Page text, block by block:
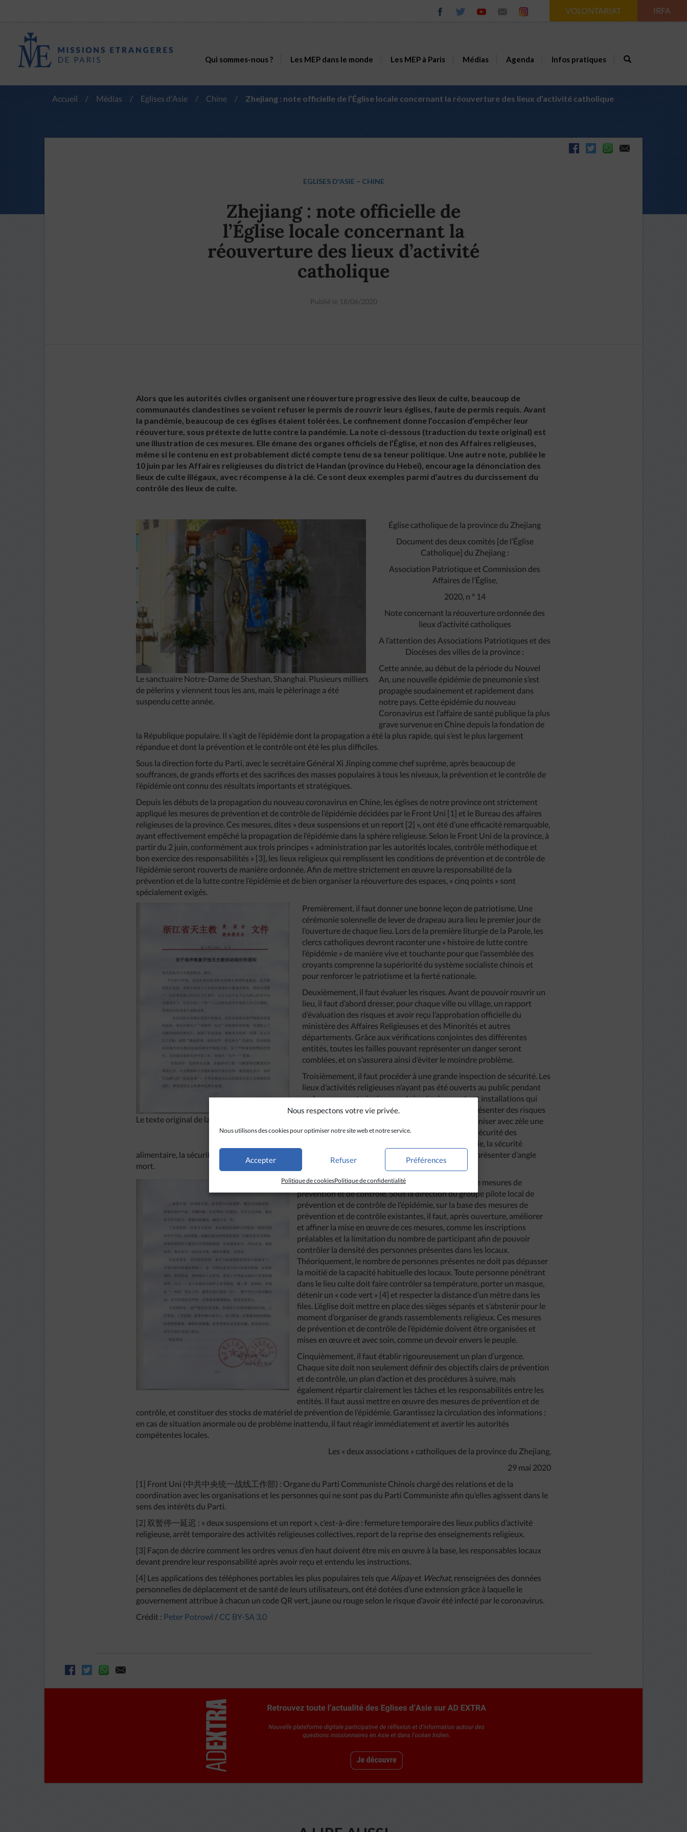
Nous respectons votre vie privée.
Nous utilisons des cookies pour optimiser notre site web et notre service.
Accepter Refuser Préférences
Politique de cookiesPolitique de confidentialité
VOLONTARIAT IRFA
Qui sommes-nous ? Les MEP dans le monde Les MEP à Paris Médias Agenda Infos pratiques
Accueil / Médias / Eglises d'Asie / Chine / Zhejiang : note officielle de l’Église locale concernant la réouverture des lieux d’activité catholique
EGLISES D'ASIE – CHINE
Zhejiang : note officielle de
l’Église locale concernant la
réouverture des lieux d’activité
catholique
Publié le 18/06/2020
Alors que les autorités civiles organisent une réouverture progressive des lieux de culte, beaucoup de
communautés clandestines se voient refuser le permis de rouvrir leurs églises, faute de permis requis. Avant
la pandémie, beaucoup de ces églises étaient tolérées. Le confinement donne l’occasion d’empêcher leur
réouverture, sous prétexte de lutte contre la pandémie. La note ci-dessous (traduction du texte original) est
une illustration de ces mesures. Elle émane des organes officiels de l’Église, et non des Affaires religieuses,
même si le contenu en est probablement dicté compte tenu de sa teneur politique. Une autre note, publiée le
10 juin par les Affaires religieuses du district de Handan (province du Hebei), encourage la dénonciation des
lieux de culte illégaux, avec récompense à la clé. Ce sont deux exemples parmi d’autres du durcissement du
contrôle des lieux de culte.
Le sanctuaire Notre-Dame de Sheshan, Shanghai. Plusieurs milliers
de pèlerins y viennent tous les ans, mais le pèlerinage a été
suspendu cette année.
Église catholique de la province du Zhejiang
Document des deux comités [de l’Église
Catholique] du Zhejiang :
Association Patriotique et Commission des
Affaires de l’Église,
2020, n ° 14
Note concernant la réouverture ordonnée des
lieux d’activité catholiques
A l’attention des Associations Patriotiques et des
Diocèses des villes de la province :
Cette année, au début de la période du Nouvel
An, une nouvelle épidémie de pneumonie s’est
propagée soudainement et rapidement dans
notre pays. Cette épidémie du nouveau
Coronavirus est l’affaire de santé publique la plus
grave survenue en Chine depuis la fondation de
la République populaire. Il s’agit de l’épidémie dont la propagation a été la plus rapide, qui s’est le plus largement
répandue et dont la prévention et le contrôle ont été les plus difficiles.
Sous la direction forte du Parti, avec le secrétaire Général Xi Jinping comme chef suprême, après beaucoup de
souffrances, de grands efforts et des sacrifices des masses populaires à tous les niveaux, la prévention et le contrôle de
l’épidémie ont connu des résultats importants et stratégiques.
Depuis les débuts de la propagation du nouveau coronavirus en Chine, les églises de notre province ont strictement
appliqué les mesures de prévention et de contrôle de l’épidémie décidées par le Front Uni [1] et le Bureau des affaires
religieuses de la province. Ces mesures, dites « deux suspensions et un report [2] », ont été d’une efficacité remarquable,
ayant effectivement empêché la propagation de l’épidémie dans la sphère religieuse. Selon le Front Uni de la province, à
partir du 2 juin, conformément aux trois principes « administration par les autorités locales, contrôle méthodique et
bon exercice des responsabilités » [3], les lieux religieux qui remplissent les conditions de prévention et de contrôle de
l’épidémie seront rouverts de manière ordonnée. Afin de mettre strictement en œuvre la responsabilité de la
prévention et de la lutte contre l’épidémie et de bien organiser la réouverture des espaces, « cinq points » sont
spécialement exigés.
Le texte original de la note en chinois.
Premièrement, il faut donner une bonne leçon de patriotisme. Une
cérémonie solennelle de lever de drapeau aura lieu le premier jour de
l’ouverture de chaque lieu. Lors de la première liturgie de la Parole, les
clercs catholiques devront raconter une « histoire de lutte contre
l’épidémie » de manière vive et touchante pour que l’assemblée des
croyants comprenne la supériorité du système socialiste chinois et
pour renforcer le patriotisme et la fierté nationale.
Deuxièmement, il faut évaluer les risques. Avant de pouvoir rouvrir un
lieu, il faut d’abord dresser, pour chaque ville ou village, un rapport
d’évaluation des risques et avoir reçu l’approbation officielle du
ministère des Affaires Religieuses et des Minorités et autres
départements. Grâce aux vérifications conjointes des différentes
entités, toutes les failles pouvant représenter un danger seront
comblées, et on s’assurera ainsi d’éviter le moindre problème.
Troisièmement, il faut procéder à une grande inspection de sécurité. Les
lieux d’activités religieuses n’ayant pas été ouverts au public pendant
un long moment, ainsi que certains équipements et installations qui
n’ont pas été utilisés depuis longtemps, peuvent présenter des risques
cachés pour la sécurité. Chaque lieu doit donc organiser avec zèle une
inspection approfondie et détaillée portant sur la sécurité des
bâtiments, la sécurité électrique, la sécurité incendie, la sécurité
alimentaire, la sécurité des activités, etc. Cette inspection doit couvrir tous les domaines et ne pas présenter d’angle
mort.
Quatrièmement, il faut mettre en œuvre une série de mesures de
prévention et de contrôle. Sous la direction du groupe pilote local de
prévention et de contrôle de l’épidémie, sur la base des mesures de
prévention et de contrôle existantes, il faut, après ouverture, améliorer
et affiner la mise en œuvre de ces mesures, comme les inscriptions
préalables et la limitation du nombre de participant afin de pouvoir
contrôler la densité des personnes présentes dans les locaux.
Théoriquement, le nombre de personnes présentes ne doit pas dépasser
la moitié de la capacité habituelle des locaux. Toute personne pénétrant
dans le lieu culte doit faire contrôler sa température, porter un masque,
détenir un « code vert » [4] et respecter la distance d’un mètre dans les
files. L’église doit mettre en place des sièges séparés et s’abstenir pour le
moment d’organiser de grands rassemblements religieux. Ces mesures
de prévention et de contrôle de l’épidémie doivent être organisées et
mises en œuvre et avec soin, comme un devoir envers le peuple.
Cinquièmement, il faut établir rigoureusement un plan d’urgence.
Chaque site doit non seulement définir des objectifs clairs de prévention
et de contrôle, un plan d’action et des procédures à suivre, mais
également répartir clairement les tâches et les responsabilités entre les
entités. Il faut aussi mettre en œuvre des mesures de prévention et de
contrôle, et constituer des stocks de matériel de prévention de l’épidémie. Garantissez la circulation des informations :
en cas de situation anormale ou de problème inattendu, il faut réagir immédiatement et avertir les autorités
compétentes locales.
Les « deux associations » catholiques de la province du Zhejiang,
29 mai 2020
[1] Front Uni (中共中央统一战线工作部) : Organe du Parti Communiste Chinois chargé des relations et de la
coordination avec les organisations et les personnes qui ne sont pas du Parti Communiste afin qu’elles agissent dans le
sens des intérêts du Parti.
[2] 双暂停一延迟 : « deux suspensions et un report », c’est-à-dire : fermeture temporaire des lieux publics d’activité
religieuse, arrêt temporaire des activités religieuses collectives, report de la reprise des enseignements religieux.
[3] Façon de décrire comment les ordres venus d’en haut doivent être mis en œuvre à la base, les responsables locaux
devant prendre leur responsabilité après avoir reçu et entendu les instructions.
[4] Les applications des téléphones portables les plus populaires tels que Alipayet Wechat, renseignées des données
personnelles de déplacement et de santé de leurs utilisateurs, ont été dotées d’une extension grâce à laquelle le
gouvernement attribue à chacun un code QR vert, jaune ou rouge selon le risque d’avoir été infecté par le coronavirus.
Crédit : Peter Potrowl / CC BY-SA 3.0